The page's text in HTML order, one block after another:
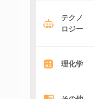
テクノ
ロジー
理化学